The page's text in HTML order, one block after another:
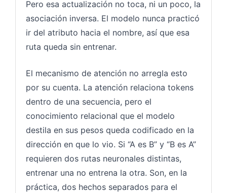
Pero esa actualización no toca, ni un poco, la
asociación inversa. El modelo nunca practicó
ir del atributo hacia el nombre, así que esa
ruta queda sin entrenar.
El mecanismo de atención no arregla esto
por su cuenta. La atención relaciona tokens
dentro de una secuencia, pero el
conocimiento relacional que el modelo
destila en sus pesos queda codificado en la
dirección en que lo vio. Si “A es B” y “B es A”
requieren dos rutas neuronales distintas,
entrenar una no entrena la otra. Son, en la
práctica, dos hechos separados para el